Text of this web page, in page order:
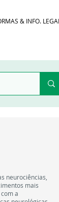
& INFO. LEGAL
neurociências,
mais
a